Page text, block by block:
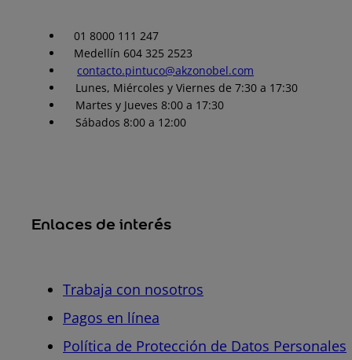
01 8000 111 247
Medellín 604 325 2523
contacto.pintuco@akzonobel.com
Lunes, Miércoles y Viernes de 7:30 a 17:30
Martes y Jueves 8:00 a 17:30
Sábados 8:00 a 12:00
Enlaces de interés
Trabaja con nosotros
Pagos en línea
Política de Protección de Datos Personales